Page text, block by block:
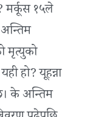
मर्कूस १५ले
मृत्युको
हो? यूहन्ना
के अन्तिम